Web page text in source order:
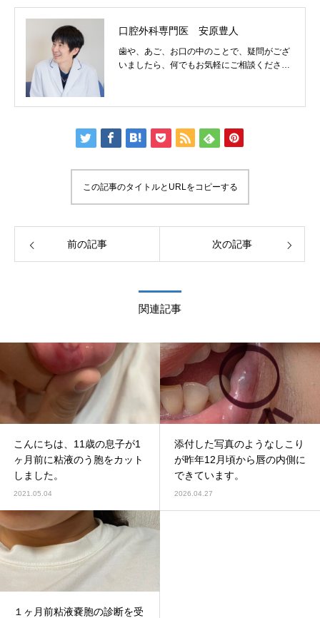
口腔外科専門医 安原豊人
歯や、あご、お口の中のことで、疑問がござ
いましたら、何でもお気軽にご相談くださ
この記事のタイトルとURLをコピーする
前の記事 次の記事
関連記事
こんにちは、11歳の息子が1
ヶ月前に粘液のう胞をカット
しました。
2021.05.04
添付した写真のようなしこり
が昨年12月頃から唇の内側に
できています。
2026.04.27
１ヶ月前粘液嚢胞の診断を受